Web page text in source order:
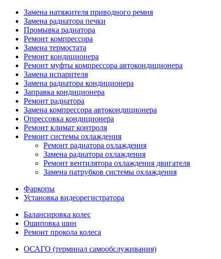
Замена натяжителя приводного ремня
Замена радиатора печки
Промывка радиатора
Ремонт компрессора
Замена термостата
Ремонт кондиционера
Ремонт муфты компрессора автокондиционера
Замена испарителя
Замена радиатора кондиционера
Заправка кондиционера
Ремонт радиатора
Замена компрессора автокондиционера
Опрессовка кондиционера
Ремонт климат контроля
Ремонт системы охлаждения
Ремонт радиатора охлаждения
Замена радиатора охлаждения
Ремонт вентилятора охлаждения двигателя
Замена патрубков системы охлаждения
Фаркопы
Установка видеорегистратора
Балансировка колес
Ошиповка шин
Ремонт прокола колеса
ОСАГО (терминал самообслуживания)